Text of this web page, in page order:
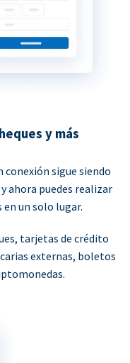
y más
conexión sigue siendo
ahora puedes realizar
un solo lugar.
tarjetas de crédito
externas, boletos